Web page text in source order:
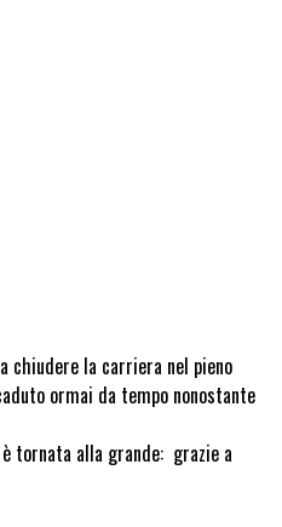
chiudere la carriera nel pieno
ormai da tempo nonostante
tornata alla grande: grazie a